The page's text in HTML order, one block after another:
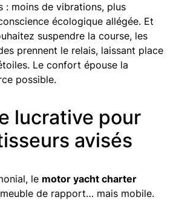
: moins de vibrations, plus
écologique allégée. Et
suspendre la course, les
prennent le relais, laissant place
Le confort épouse la
possible.
lucrative pour
avisés
le motor yacht charter
de rapport… mais mobile.